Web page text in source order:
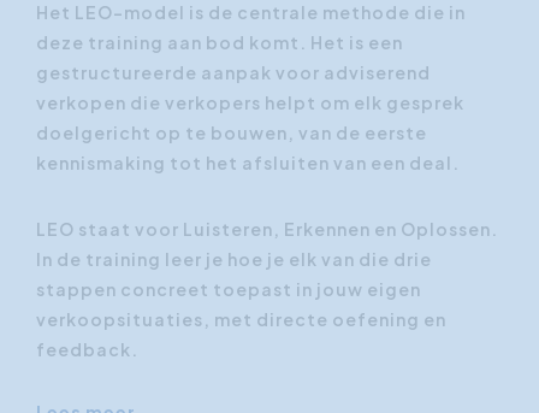
Het LEO-model is de centrale methode die in
deze training aan bod komt. Het is een
gestructureerde aanpak voor adviserend
verkopen die verkopers helpt om elk gesprek
doelgericht op te bouwen, van de eerste
kennismaking tot het afsluiten van een deal.
LEO staat voor Luisteren, Erkennen en Oplossen.
In de training leer je hoe je elk van die drie
stappen concreet toepast in jouw eigen
verkoopsituaties, met directe oefening en
feedback.